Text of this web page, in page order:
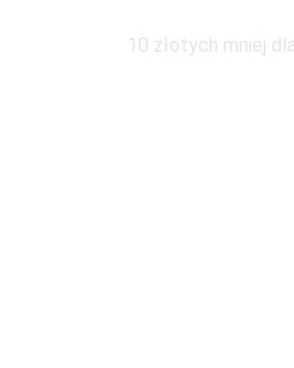
10 złotych mniej